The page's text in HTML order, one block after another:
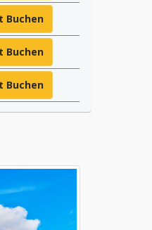
Buchen
Buchen
Buchen